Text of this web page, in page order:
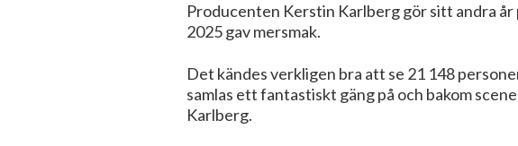
Producenten Kerstin Karlberg gör sitt andra
2025 gav mersmak.
Det kändes verkligen bra att se 21 148
samlas ett fantastiskt gäng på och bakom
Karlberg.